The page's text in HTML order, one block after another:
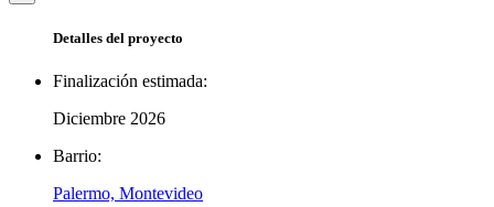
Detalles del proyecto
Finalización estimada:
Diciembre 2026
Barrio:
Palermo, Montevideo